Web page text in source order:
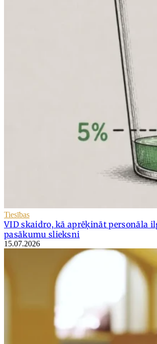
Tiesības
VID skaidro, kā aprēķināt personāla
pasākumu slieksni
15.07.2026